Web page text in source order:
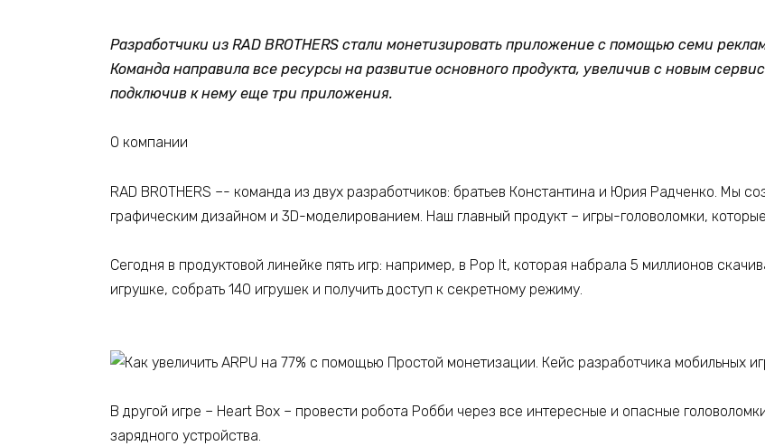
Разработчики из RAD BROTHERS стали монетизировать приложение с помощью семи
Команда направила все ресурсы на развитие основного продукта, увеличив с новым
подключив к нему еще три приложения.
О компании
RAD BROTHERS –- команда из двух разработчиков: братьев Константина и Юрия Радченко. Мы
графическим дизайном и 3D-моделированием. Наш главный продукт – игры-головоломки,
Сегодня в продуктовой линейке пять игр: например, в Pop It, которая набрала 5 миллионов
игрушке, собрать 140 игрушек и получить доступ к секретному режиму.
В другой игре – Heart Box – провести робота Робби через все интересные и опасные
зарядного устройства.